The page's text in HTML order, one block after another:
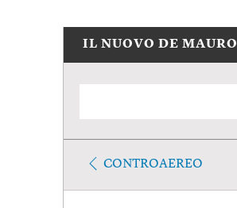
IL NUOVO DE MAURO
CONTROAEREO